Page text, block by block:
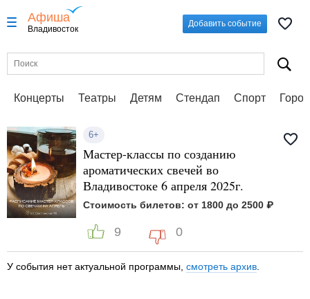
Афиша
Владивосток
Добавить событие
Концерты Театры Детям Стендап Спорт
6+
Мастер-классы по созданию
ароматических свечей во
Владивостоке 6 апреля 2025г.
Стоимость билетов: от 1800 до 2500 ₽
9 0
У события нет актуальной программы, смотреть архив